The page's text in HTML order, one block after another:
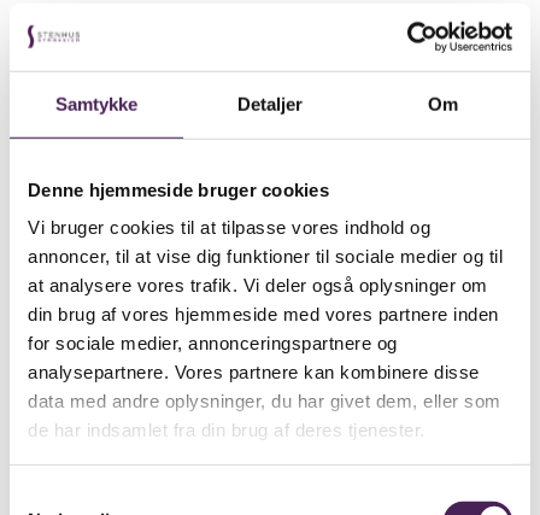
Samtykke Detaljer Om
Denne hjemmeside bruger cookies
Vi bruger cookies til at tilpasse vores indhold og
annoncer, til at vise dig funktioner til sociale medier og til
at analysere vores trafik. Vi deler også oplysninger om
din brug af vores hjemmeside med vores partnere inden
for sociale medier, annonceringspartnere og
analysepartnere. Vores partnere kan kombinere disse
data med andre oplysninger, du har givet dem, eller som
de har indsamlet fra din brug af deres tjenester.
Her finder du blanketter
til brug ved alt fra
ansættelse til barsel eller
samarbejdsskoler for at lette indberetningen til lønnen.
Der findes blanketter både til lønaftaler, indberetning af
timer til timelønnede og mange flere.
Har du brug for hjælp til, hvordan du udfylder
blanketterne, kan du muligvis finde løsningen i vores
vejledninger – ellers er du altid velkommen til at
kontakte din lønkonsulent.
Blandt vejledningerne kan du eksempelvis finde
vejledninger til blanketter, til opsætning af SLS og